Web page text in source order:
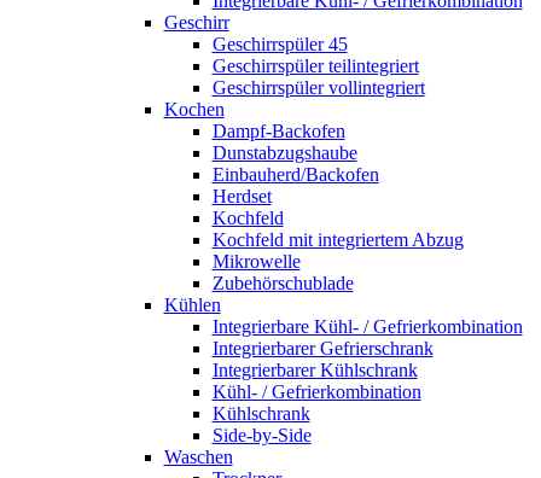
Geschirr
Geschirrspüler 45
Geschirrspüler teilintegriert
Geschirrspüler vollintegriert
Kochen
Dampf-Backofen
Dunstabzugshaube
Einbauherd/Backofen
Herdset
Kochfeld
Kochfeld mit integriertem Abzug
Mikrowelle
Zubehörschublade
Kühlen
Integrierbare Kühl- / Gefrierkombination
Integrierbarer Gefrierschrank
Integrierbarer Kühlschrank
Kühl- / Gefrierkombination
Kühlschrank
Side-by-Side
Waschen